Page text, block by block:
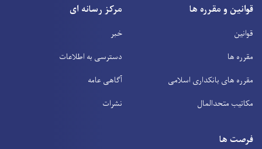
قوانین و مقرره ها
قوانین
مقرره ها
مقرره های بانکداری اسلامی
مکاتیب متحدالمال
مرکز رسانه ای
خبر
دسترسی به اطلاعات
آگاهی عامه
نشرات
فرصت ها